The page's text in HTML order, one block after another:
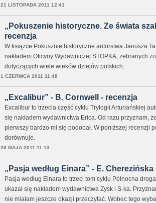
21 LISTOPADA 2011 12:41
„Pokuszenie historyczne. Ze świata
recenzja
W książce Pokusznie historyczne autorstwa Janusza
nakładem Oficyny Wydawniczej STOPKA, zebranych
dotyczących wiele wieków dziejów polskich.
1 CZERWCA 2011 11:48
„Excalibur” - B. Cornwell - recenzja
Excalibur to trzecia część cyklu Trylogii Arturiańskiej
się nakładem wydawnictwa Erica. Od razu przyznam,
pierwszy bardzo mi się podobał. W poniższej recenzji
dorównuje.
28 MAJA 2011 11:13
„Pasja według Einara” - E. Cherezińska
Pasja według Einara to trzeci tom cyklu Północna
ukazał się nakładem wydawnictwa Zysk i S-ka.
nie miałam jeszcze okazji przeczytać. Wobec tego